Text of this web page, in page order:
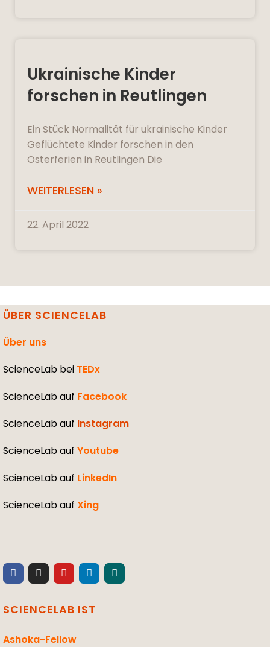
Ukrainische Kinder
forschen in Reutlingen
Ein Stück Normalität für ukrainische Kinder
Geflüchtete Kinder forschen in den
Osterferien in Reutlingen Die
WEITERLESEN »
22. April 2022
ÜBER SCIENCELAB
Über uns
ScienceLab bei TEDx
ScienceLab auf Facebook
ScienceLab auf Instagram
ScienceLab auf Youtube
ScienceLab auf LinkedIn
ScienceLab auf Xing
SCIENCELAB IST
Ashoka-Fellow